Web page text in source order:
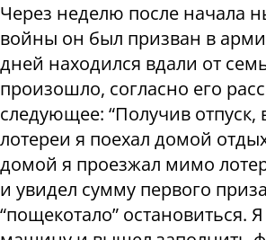
Через неделю после начала
войны он был призван в
дней находился вдали от
произошло, согласно его
следующее: “Получив отпуск,
лотереи я поехал домой
домой я проезжал мимо
и увидел сумму первого
“пощекотало” остановиться.